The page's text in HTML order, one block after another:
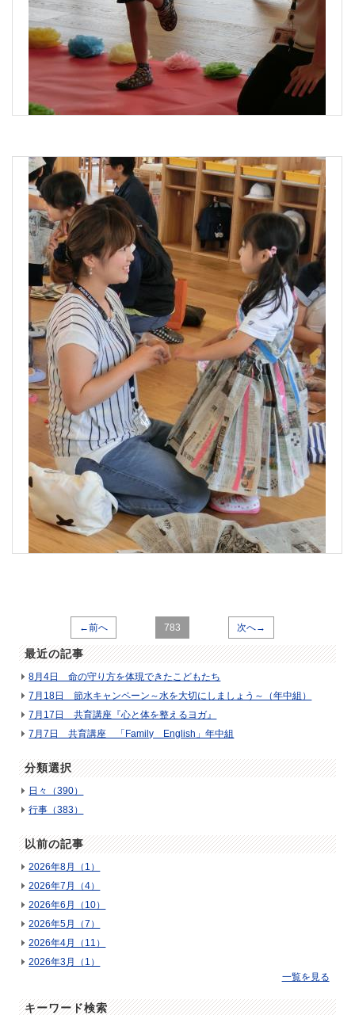
←前へ 783 次へ→
最近の記事
8月4日 命の守り方を体現できたこどもたち
7月18日 節水キャンペーン～水を大切にしましょう～（年中組）
7月17日 共育講座『心と体を整えるヨガ』
7月7日 共育講座 「Family English」年中組
分類選択
日々（390）
行事（383）
以前の記事
2026年8月（1）
2026年7月（4）
2026年6月（10）
2026年5月（7）
2026年4月（11）
2026年3月（1）
一覧を見る
キーワード検索